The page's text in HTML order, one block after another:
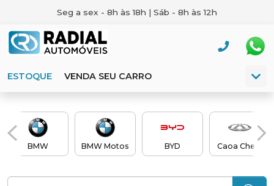
Seg a sex - 8h às 18h | Sáb - 8h às 12h
ESTOQUE VENDA SEU CARRO
BMW BMW Motos BYD Caoa Chery